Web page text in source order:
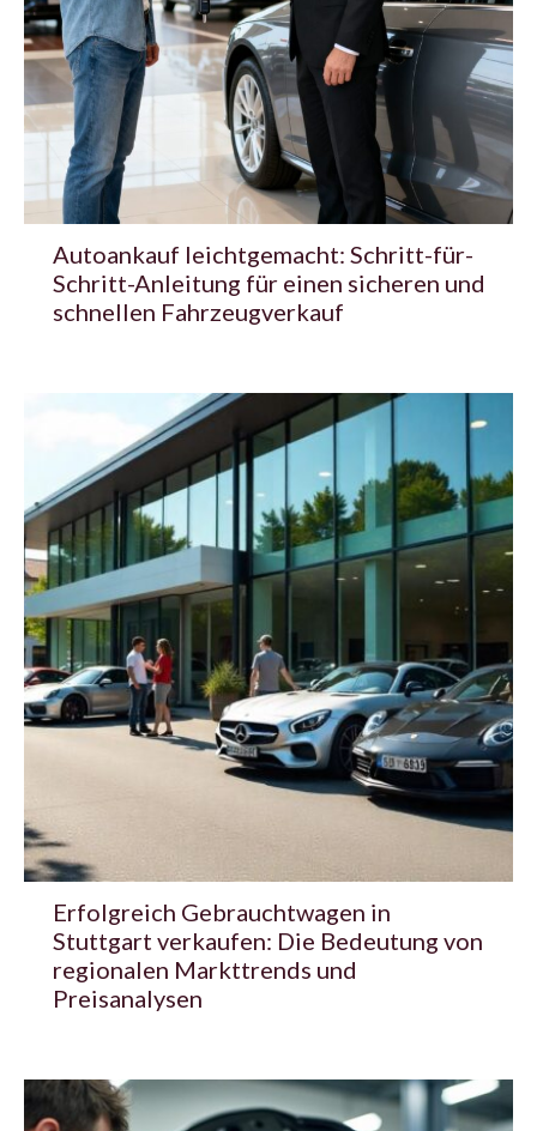
Autoankauf leichtgemacht: Schritt-für-
Schritt-Anleitung für einen sicheren und
schnellen Fahrzeugverkauf
Erfolgreich Gebrauchtwagen in
Stuttgart verkaufen: Die Bedeutung von
regionalen Markttrends und
Preisanalysen